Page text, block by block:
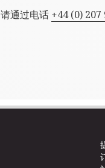
请通过电话 +44 (0) 207